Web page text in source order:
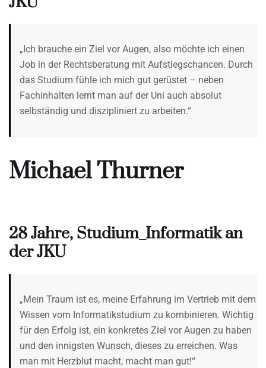
„Ich brauche ein Ziel vor Augen, also möchte ich einen
Job in der Rechtsberatung mit Aufstiegschancen. Durch
das Studium fühle ich mich gut gerüstet – neben
Fachinhalten lernt man auf der Uni auch absolut
selbständig und diszipliniert zu arbeiten.“
Michael Thurner
28 Jahre, Studium_Informatik an
der JKU
„Mein Traum ist es, meine Erfahrung im Vertrieb mit dem
Wissen vom Informatikstudium zu kombinieren. Wichtig
für den Erfolg ist, ein konkretes Ziel vor Augen zu haben
und den innigsten Wunsch, dieses zu erreichen. Was
man mit Herzblut macht, macht man gut!“